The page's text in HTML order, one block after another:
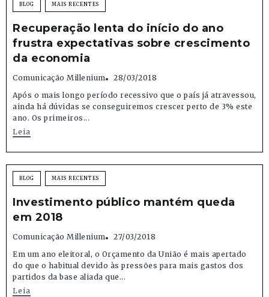
BLOG MAIS RECENTES
Recuperação lenta do início do ano
frustra expectativas sobre crescimento
da economia
Comunicação Millenium
28/03/2018
Após o mais longo período recessivo que o país já atravessou,
ainda há dúvidas se conseguiremos crescer perto de 3% este
ano. Os primeiros...
Leia
BLOG MAIS RECENTES
Investimento público mantém queda
em 2018
Comunicação Millenium
27/03/2018
Em um ano eleitoral, o Orçamento da União é mais apertado
do que o habitual devido às pressões para mais gastos dos
partidos da base aliada que...
Leia